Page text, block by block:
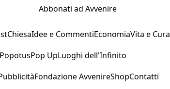
Abbonati ad Avvenire
ChiesaIdee e CommentiEconomiaVita e Cura
PopotusPop UpLuoghi dell'Infinito
Fondazione AvvenireShopContatti